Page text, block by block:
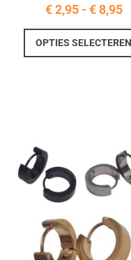
€2,95 - €8,95
€
tot
OPTIES SELECTEREN